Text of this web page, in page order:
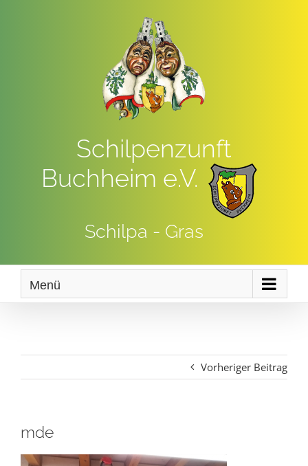
Schilpenzunft
Buchheim e.V.
Schilpa - Gras
Menü
Vorheriger Beitrag
mde